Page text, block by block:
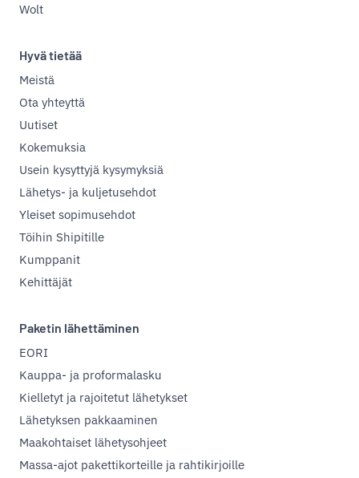
Wolt
Hyvä tietää
Meistä
Ota yhteyttä
Uutiset
Kokemuksia
Usein kysyttyjä kysymyksiä
Lähetys- ja kuljetusehdot
Yleiset sopimusehdot
Töihin Shipitille
Kumppanit
Kehittäjät
Paketin lähettäminen
EORI
Kauppa- ja proformalasku
Kielletyt ja rajoitetut lähetykset
Lähetyksen pakkaaminen
Maakohtaiset lähetysohjeet
Massa-ajot pakettikorteille ja rahtikirjoille